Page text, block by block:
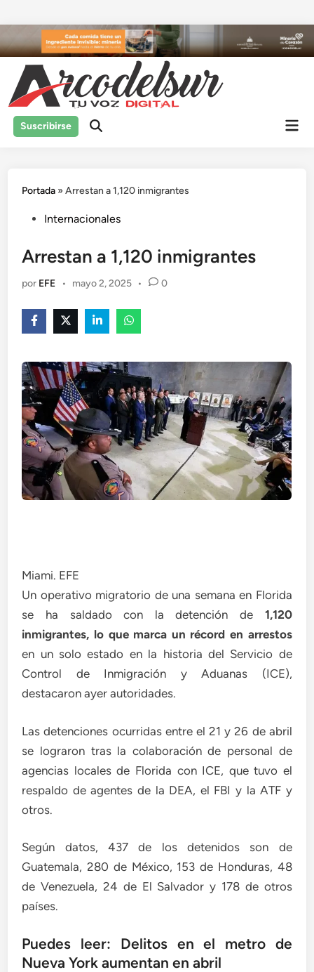
al
contenido
Suscribirse
Portada »Arrestan a 1,120 inmigrantes
Publicado
Internacionales
Arrestan a 1,120 inmigrantes
por EFE • mayo 2, 2025 • 0
Miami. EFE
Un operativo migratorio de una semana en Florida
se ha saldado con la detención de 1,120
inmigrantes, lo que marca un récord en arrestos
en un solo estado en la historia del Servicio de
Control de Inmigración y Aduanas (ICE),
destacaron ayer autoridades.
Las detenciones ocurridas entre el 21 y 26 de abril
se lograron tras la colaboración de personal de
agencias locales de Florida con ICE, que tuvo el
respaldo de agentes de la DEA, el FBI y la ATF y
otros.
Según datos, 437 de los detenidos son de
Guatemala, 280 de México, 153 de Honduras, 48
de Venezuela, 24 de El Salvador y 178 de otros
países.
Puedes leer: Delitos en el metro de
Nueva York aumentan en abril